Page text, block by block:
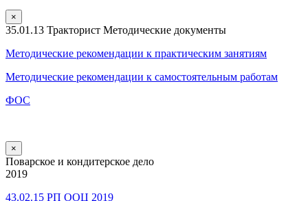
×
35.01.13 Тракторист Методические документы
Методические рекомендации к практическим занятиям
Методические рекомендации к самостоятельным работам
ФОС
×
Поварское и кондитерское дело
2019
43.02.15 РП ООЦ 2019